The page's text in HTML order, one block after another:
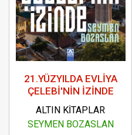
21.YÜZYILDA EVLİYA
ÇELEBİ'NİN İZİNDE
ALTIN KİTAPLAR
SEYMEN BOZASLAN